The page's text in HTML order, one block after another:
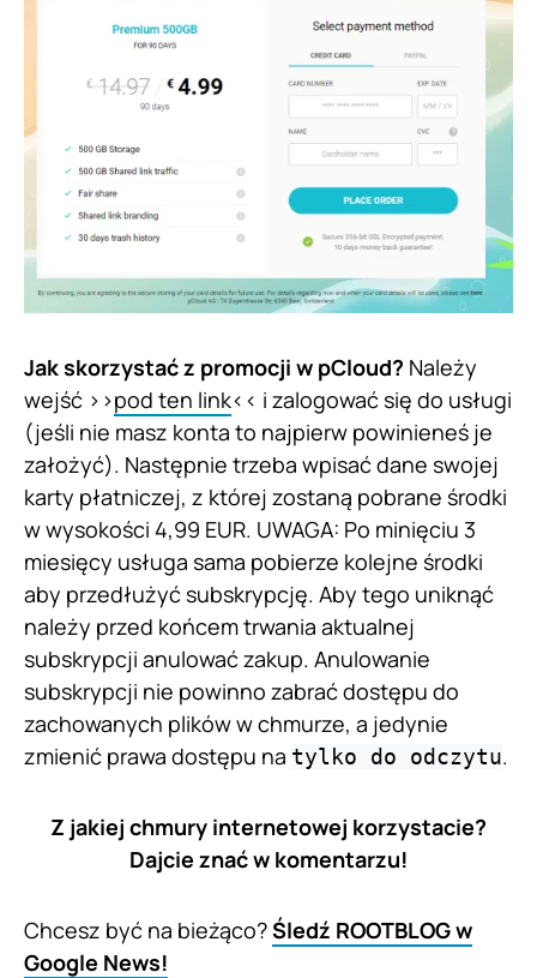
Jak skorzystać z promocji w pCloud? Należy
wejść >>pod ten link<< i zalogować się do usługi
(jeśli nie masz konta to najpierw powinieneś je
założyć). Następnie trzeba wpisać dane swojej
karty płatniczej, z której zostaną pobrane środki
w wysokości 4,99 EUR. UWAGA: Po minięciu 3
miesięcy usługa sama pobierze kolejne środki
aby przedłużyć subskrypcję. Aby tego uniknąć
należy przed końcem trwania aktualnej
subskrypcji anulować zakup. Anulowanie
subskrypcji nie powinno zabrać dostępu do
zachowanych plików w chmurze, a jedynie
zmienić prawa dostępu na tylko do odczytu.
Z jakiej chmury internetowej korzystacie?
Dajcie znać w komentarzu!
Chcesz być na bieżąco?Śledź ROOTBLOG w
Google News!